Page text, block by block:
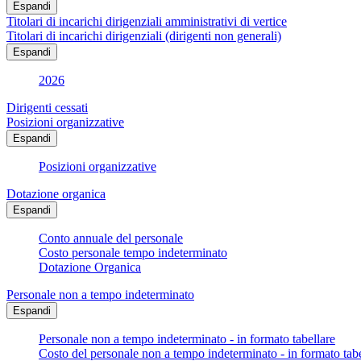
Espandi
Titolari di incarichi dirigenziali amministrativi di vertice
Titolari di incarichi dirigenziali (dirigenti non generali)
Espandi
2026
Dirigenti cessati
Posizioni organizzative
Espandi
Posizioni organizzative
Dotazione organica
Espandi
Conto annuale del personale
Costo personale tempo indeterminato
Dotazione Organica
Personale non a tempo indeterminato
Espandi
Personale non a tempo indeterminato - in formato tabellare
Costo del personale non a tempo indeterminato - in formato